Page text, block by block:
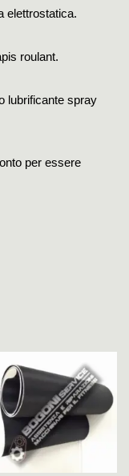
elettrostatica.
roulant.
lubrificante spray
per essere